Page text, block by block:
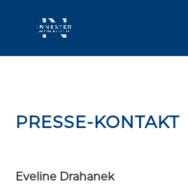
PRESSE-KONTAKT
Eveline Drahanek